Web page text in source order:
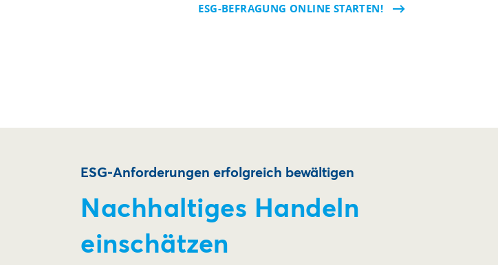
ESG-BEFRAGUNG ONLINE STARTEN!
ESG-Anforderungen erfolgreich bewältigen
Nachhaltiges Handeln
einschätzen